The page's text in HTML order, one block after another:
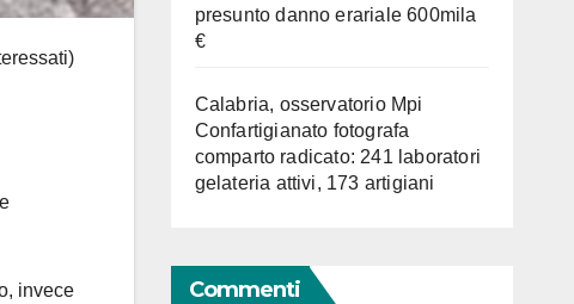
invece
presunto danno erariale 600mila
€
Calabria, osservatorio Mpi
Confartigianato fotografa
comparto radicato: 241 laboratori
gelateria attivi, 173 artigiani
Commenti